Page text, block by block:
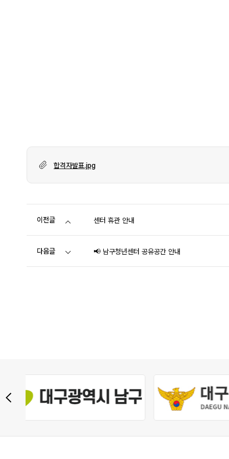
합격자발표.jpg
이전글 센터 휴관 안내
다음글 📢 남구청년센터 공유공간 안내